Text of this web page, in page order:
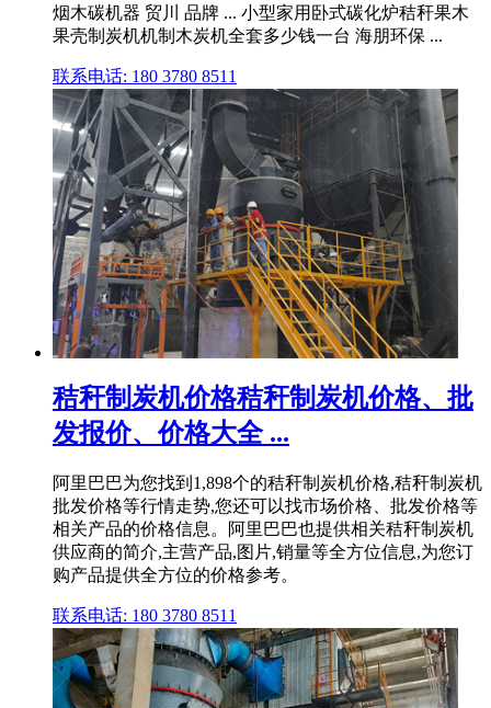
烟木碳机器 贸川 品牌 ... 小型家用卧式碳化炉秸秆果木
果壳制炭机机制木炭机全套多少钱一台 海朋环保 ...
联系电话: 180 3780 8511
秸秆制炭机价格秸秆制炭机价格、批
发报价、价格大全 ...
阿里巴巴为您找到1,898个的秸秆制炭机价格,秸秆制炭机
批发价格等行情走势,您还可以找市场价格、批发价格等
相关产品的价格信息。阿里巴巴也提供相关秸秆制炭机
供应商的简介,主营产品,图片,销量等全方位信息,为您订
购产品提供全方位的价格参考。
联系电话: 180 3780 8511